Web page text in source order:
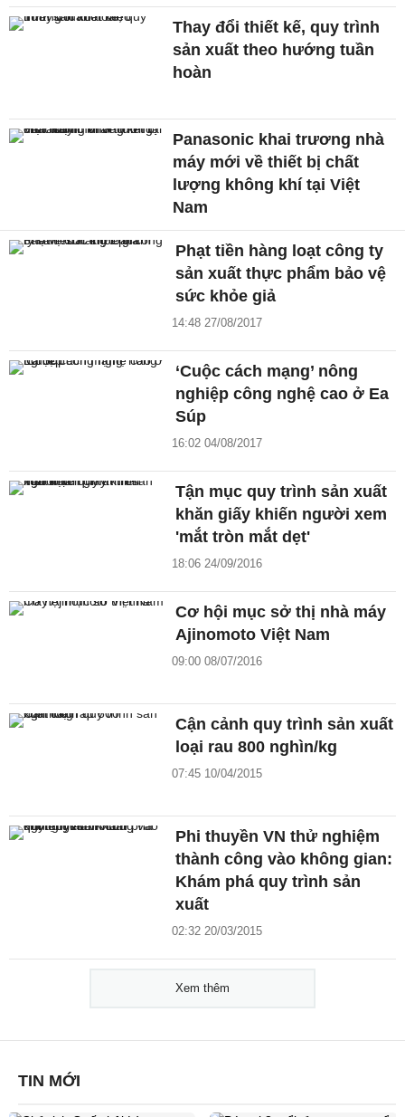
Thay đổi thiết kế, quy trình
sản xuất theo hướng tuần
hoàn
Panasonic khai trương nhà
máy mới về thiết bị chất
lượng không khí tại Việt
Nam
Phạt tiền hàng loạt công ty
sản xuất thực phẩm bảo vệ
sức khỏe giả
14:48 27/08/2017
‘Cuộc cách mạng’ nông
nghiệp công nghệ cao ở Ea
Súp
16:02 04/08/2017
Tận mục quy trình sản xuất
khăn giấy khiến người xem
'mắt tròn mắt dẹt'
18:06 24/09/2016
Cơ hội mục sở thị nhà máy
Ajinomoto Việt Nam
09:00 08/07/2016
Cận cảnh quy trình sản xuất
loại rau 800 nghìn/kg
07:45 10/04/2015
Phi thuyền VN thử nghiệm
thành công vào không gian:
Khám phá quy trình sản
xuất
02:32 20/03/2015
Xem thêm
TIN MỚI